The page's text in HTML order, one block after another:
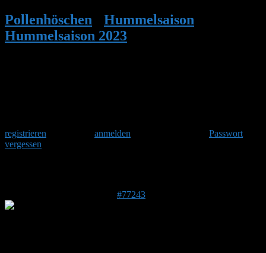
Pollenhöschen Hummelsaison
Hummelsaison 2023
registrieren
anmelden
Passwort
vergessen
#77243